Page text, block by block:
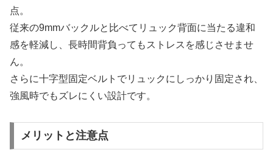
点。
従来の9mmバックルと比べてリュック背面に当たる違和
感を軽減し、長時間背負ってもストレスを感じさせませ
ん。
さらに十字型固定ベルトでリュックにしっかり固定され、
強風時でもズレにくい設計です。
メリットと注意点